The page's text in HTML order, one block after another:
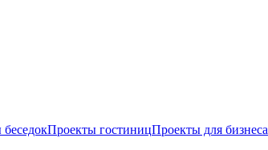
Проекты гостиницПроекты для бизнеса